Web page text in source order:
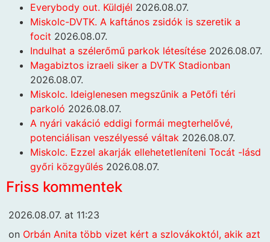
Everybody out. Küldjél 2026.08.07.
Miskolc-DVTK. A kaftános zsidók is szeretik a
focit 2026.08.07.
Indulhat a szélerőmű parkok létesítése 2026.08.07.
Magabiztos izraeli siker a DVTK Stadionban
2026.08.07.
Miskolc. Ideiglenesen megszűnik a Petőfi téri
parkoló 2026.08.07.
A nyári vakáció eddigi formái megterhelővé,
potenciálisan veszélyessé váltak 2026.08.07.
Miskolc. Ezzel akarják ellehetetleníteni Tocát -lásd
győri közgyűlés 2026.08.07.
Friss kommentek
2026.08.07. at 11:23
on Orbán Anita több vizet kért a szlovákoktól, akik azt